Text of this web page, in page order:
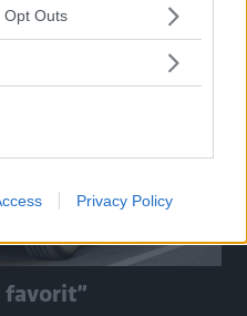
uses one or more Google
behaviour. You may click to
purposes in below Google
Opt Outs
Privacy Policy
favorit”